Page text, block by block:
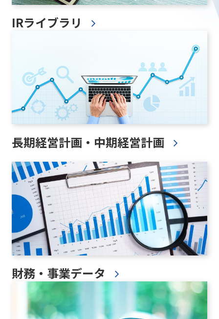
IRライブラリ
長期経営計画・中期経営計画
財務・事業データ